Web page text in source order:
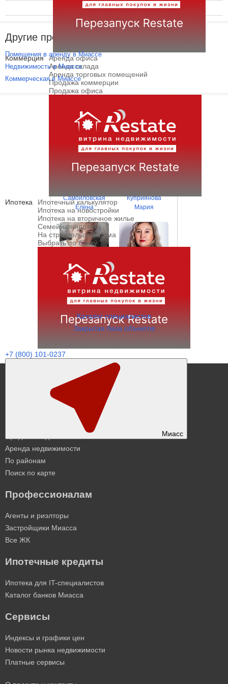
Коммерция
Аренда офиса
Аренда склада
Аренда торговых помещений
Продажа коммерции
Продажа офиса
Ипотека
Ипотечный калькулятор
Ипотека на новостройки
Ипотека на вторичное жилье
Семейная ипотека
На строительство дома
Выбрать по банку
+7 (800) 101-0237
Миасс
162 руб. + 0 руб.
Другие предложения
Помещения в аренду в Миассе
Недвижимость в Миассе
Коммерческая в Миассе
Лучшие риэлторы
Самойловская
Елена
Куприянова
Мария
Смирнова
Татьяна
Макаровских
Евгения
Каталог специалистов
Закрытая база объектов
Поиск недвижимости
Продажа недвижимости
Аренда недвижимости
По районам
Поиск по карте
Профессионалам
Агенты и риэлторы
Застройщики Миасса
Все ЖК
Ипотечные кредиты
Ипотека для IT-специалистов
Каталог банков Миасса
Сервисы
Индексы и графики цен
Новости рынка недвижимости
Платные сервисы